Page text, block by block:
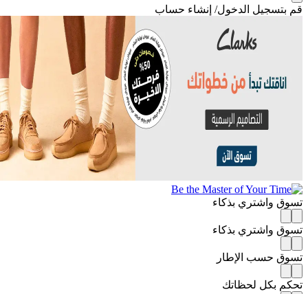
الدخول/ إنشاء حساب
واشتري بذكاء
واشتري بذكاء
حسب الإطار
بكل لحظاتك